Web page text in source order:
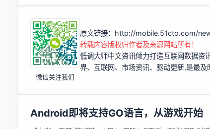
微信关注我们
原文链接： http://mobile.51cto.com/
转载内容版权归作者及来源网站所有！
低调大师中文资讯倾力打造互联网数据资
界、互联网、市场资讯、驱动更新,是最及
Android即将支持GO语言，从游戏开始